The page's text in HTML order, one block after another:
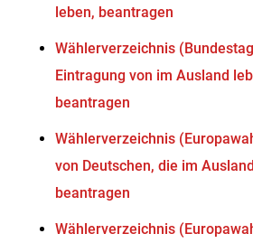
leben, beantragen
Wählerverzeichnis
Eintragung von im Ausland
beantragen
Wählerverzeichnis
von Deutschen, die im
beantragen
Wählerverzeichnis